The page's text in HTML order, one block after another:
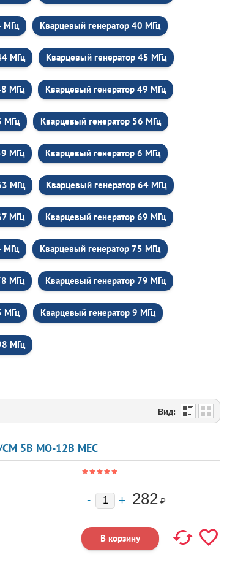
МГц Кварцевый генератор 40 МГц
МГц Кварцевый генератор 45 МГц
МГц Кварцевый генератор 49 МГц
МГц Кварцевый генератор 56 МГц
МГц Кварцевый генератор 6 МГц
МГц Кварцевый генератор 64 МГц
МГц Кварцевый генератор 69 МГц
МГц Кварцевый генератор 75 МГц
МГц Кварцевый генератор 79 МГц
МГц Кварцевый генератор 9 МГц
МГц
Вид:
5В MO-12B MEC
282 ₽